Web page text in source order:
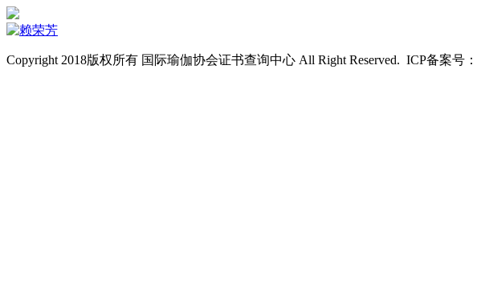
Copyright 2018版权所有 国际瑜伽协会证书查询中心 All Right Reserved. ICP备案号：